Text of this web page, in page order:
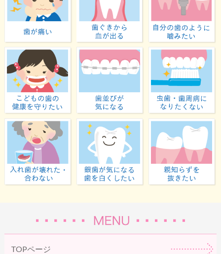
歯が痛い 歯ぐきから血が出る
子どもの歯の健康を守りたい歯並びが気になる
入れ歯が壊れた・合わない虫歯が気になる・歯
TOPページ